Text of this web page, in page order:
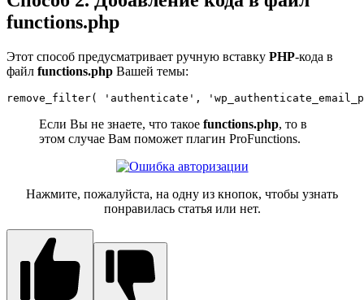
functions.php
Этот способ предусматривает ручную вставку PHP-кода в
файл functions.php Вашей темы:
remove_filter( 'authenticate',
Если Вы не знаете, что такое functions.php, то в
этом случае Вам поможет плагин ProFunctions.
Нажмите, пожалуйста, на одну из кнопок, чтобы узнать
понравилась статья или нет.